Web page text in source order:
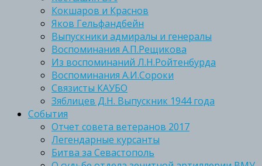
Кокшаров и Краснов
Яков Гельфандбейн
Выпускники адмиралы и генералы
Воспоминания А.П.Рещикова
Из воспоминаний Л.Н.Ройтенбурда
Воспоминания А.И.Сороки
Связисты КАУБО
Зяблицев Д.Н. Выпускник 1944 года
События
Отчет совета ветеранов 2017
Легендарные курсанты
Битва за Севастополь